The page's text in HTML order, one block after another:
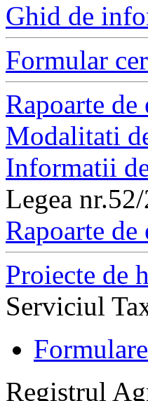
Ghid de
Formular
Rapoarte de
Modalitati
Informatii
Legea
Rapoarte de
Proiecte de
Serviciul
Registrul